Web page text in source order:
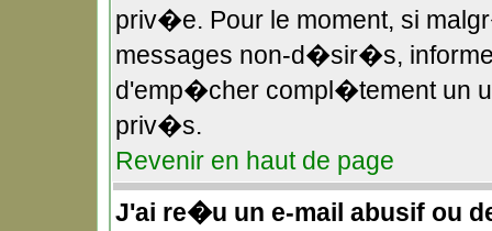
priv�e. Pour le moment, si
messages non-d�sir�s,
d'emp�cher compl�tement un
priv�s.
Revenir en haut de page
J'ai re�u un e-mail abusif ou